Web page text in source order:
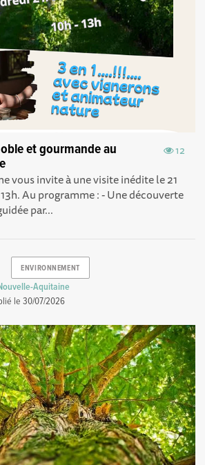
12
et gourmande au
vous invite à une visite inédite le 21
Au programme : - Une découverte
par...
ENVIRONNEMENT
Aquitaine
le30/07/2026